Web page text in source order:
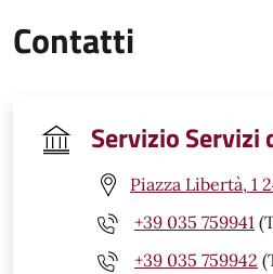
Contatti
Servizio Servizi
Piazza Libertà, 1
+39 035 759941
+39 035 759942